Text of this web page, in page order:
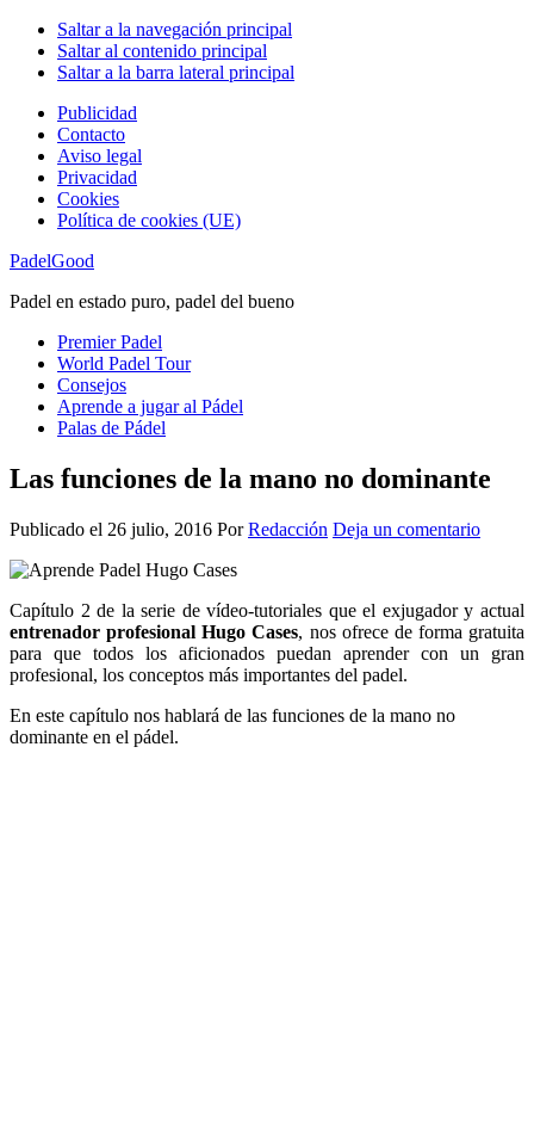
Saltar a la navegación principal
Saltar al contenido principal
Saltar a la barra lateral principal
Publicidad
Contacto
Aviso legal
Privacidad
Cookies
Política de cookies (UE)
PadelGood
Padel en estado puro, padel del bueno
Premier Padel
World Padel Tour
Consejos
Aprende a jugar al Pádel
Palas de Pádel
Las funciones de la mano no dominante
Publicado el 26 julio, 2016 PorRedacción Deja un comentario
Capítulo 2 de la serie de vídeo-tutoriales que el exjugador y actual
entrenador profesional Hugo Cases, nos ofrece de forma gratuita
para que todos los aficionados puedan aprender con un gran
profesional, los conceptos más importantes del padel.
En este capítulo nos hablará de las funciones de la mano no
dominante en el pádel.